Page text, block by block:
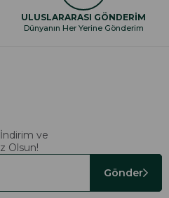
ULUSLARARASI GÖNDERİM
Dünyanın Her Yerine Gönderim
ve
Olsun!
Gönder